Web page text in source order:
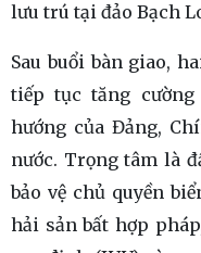
lưu trú tại đảo Bạch
Sau buổi bàn giao,
tiếp tục tăng
hướng của Đảng,
nước. Trọng tâm là
bảo vệ chủ quyền
hải sản bất hợp